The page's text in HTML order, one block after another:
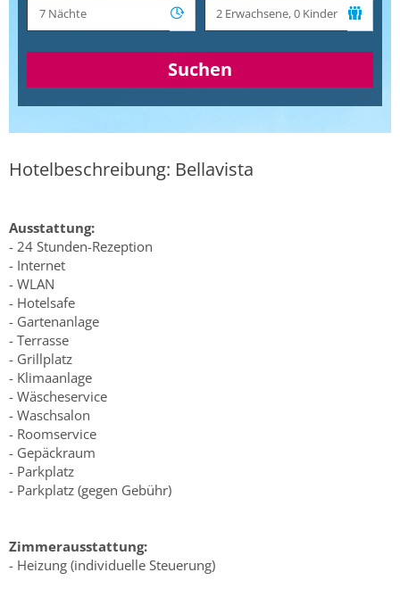
Suchen
Hotelbeschreibung: Bellavista
Ausstattung:
- 24 Stunden-Rezeption
- Internet
- WLAN
- Hotelsafe
- Gartenanlage
- Terrasse
- Grillplatz
- Klimaanlage
- Wäscheservice
- Waschsalon
- Roomservice
- Gepäckraum
- Parkplatz
- Parkplatz (gegen Gebühr)
Zimmerausstattung:
- Heizung (individuelle Steuerung)